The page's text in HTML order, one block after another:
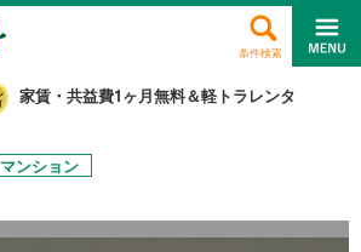
条件検索
家賃・共益費1ヶ月無料＆軽トラレンタ
マンション